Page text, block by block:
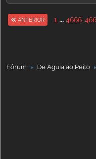
ANTERIOR 1 ... 4666
Fórum ► De Águia ao Peito ►